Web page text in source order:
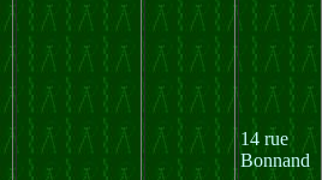
14 rue
Bonnand